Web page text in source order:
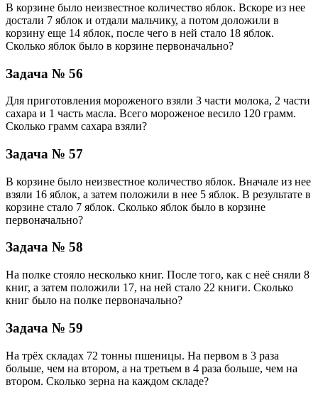
В корзине было неизвестное количество яблок. Вскоре из нее
достали 7 яблок и отдали мальчику, а потом доложили в
корзину еще 14 яблок, после чего в ней стало 18 яблок.
Сколько яблок было в корзине первоначально?
Задача № 56
Для приготовления мороженого взяли 3 части молока, 2 части
сахара и 1 часть масла. Всего мороженое весило 120 грамм.
Сколько грамм сахара взяли?
Задача № 57
В корзине было неизвестное количество яблок. Вначале из нее
взяли 16 яблок, а затем положили в нее 5 яблок. В результате в
корзине стало 7 яблок. Сколько яблок было в корзине
первоначально?
Задача № 58
На полке стояло несколько книг. После того, как с неё сняли 8
книг, а затем положили 17, на ней стало 22 книги. Сколько
книг было на полке первоначально?
Задача № 59
На трёх складах 72 тонны пшеницы. На первом в 3 раза
больше, чем на втором, а на третьем в 4 раза больше, чем на
втором. Сколько зерна на каждом складе?